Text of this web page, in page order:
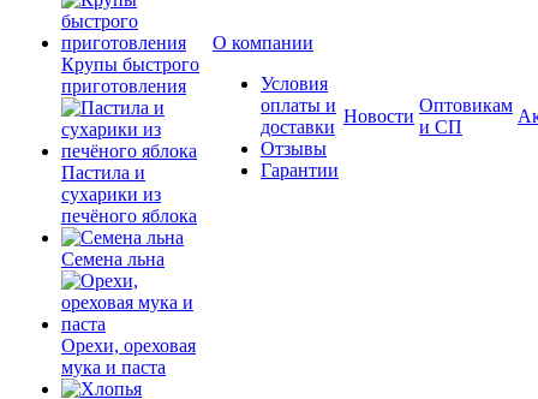
Крупы быстрого
приготовления
Пастила и
сухарики из
печёного яблока
Семена льна
Орехи, ореховая
мука и паста
О компании
Условия
оплаты и
доставки
Отзывы
Гарантии
Новости
Оптовикам
и СП